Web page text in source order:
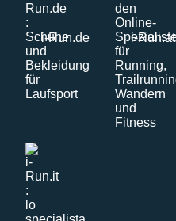
i-Run.de i-Run.at